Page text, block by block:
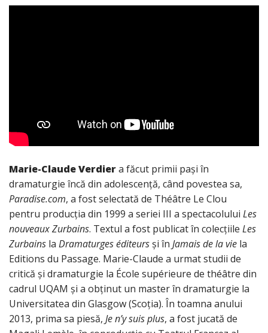
Marie-Claude Verdiera făcut primii pași în
dramaturgie încă din adolescență, când povestea sa,
Paradise.com, a fost selectată de Théâtre Le Clou
pentru producția din 1999 a seriei III a spectacolului Les
nouveaux Zurbains. Textul a fost publicat în colecțiile Les
Zurbains la Dramaturges éditeursși în Jamais de la vie la
Editions du Passage. Marie-Claude a urmat studii de
critică și dramaturgie la École supérieure de théâtre din
cadrul UQAM și a obținut un master în dramaturgie la
Universitatea din Glasgow (Scoția). În toamna anului
2013, prima sa piesă, Je n’y suis plus, a fost jucată de